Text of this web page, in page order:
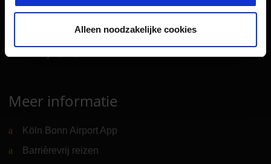
Alleen noodzakelijke cookies
Bedrijf (EN)
Meer informatie
Köln Bonn Airport App
Barrièrevrij reizen